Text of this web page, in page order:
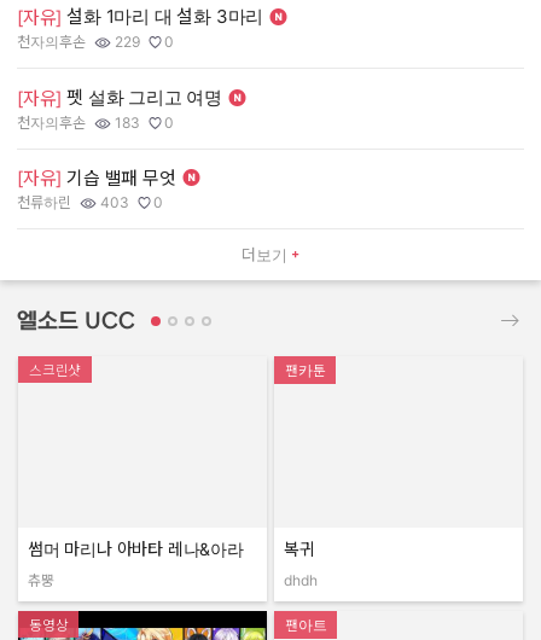
더보기
[자유] 설화 1마리 대 설화 3마리
작성자:
천자의후손
조회수:
229
추천수:
0
[자유] 펫 설화 그리고 여명
작성자:
천자의후손
조회수:
183
추천수:
0
[자유] 기습 밸패 무엇
작성자:
천류하린
조회수:
403
추천수:
0
엘소드 UCC
스크린샷
썸머 마리나 아바타 레나&아라
작성자:
츄뿡
팬카툰
복귀
dhdh
동영상 팬아트